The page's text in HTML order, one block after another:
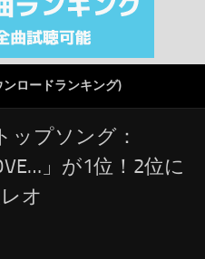
ング
ンロードランキング)
ップソング：
」が1位！2位に
オ